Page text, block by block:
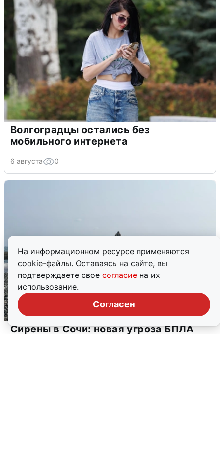
На информационном ресурсе применяются
cookie-файлы. Оставаясь на сайте, вы
подтверждаете свое согласие на их
использование.
Согласен
Волгоградцы остались без
мобильного интернета
6 августа 0
Сирены в Сочи: новая угроза БПЛА